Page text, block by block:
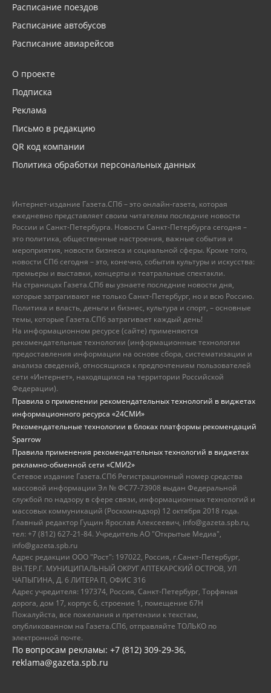
Расписание поездов
Расписание автобусов
Расписание авиарейсов
О проекте
Подписка
Реклама
Письмо в редакцию
QR код компании
Политика обработки персональных данных
Интернет-издание Газета.СПб – это онлайн-газета, которая
ежедневно представляет своим читателям последние новости
России и Санкт-Петербурга. Новости Санкт-Петербурга сегодня –
это политика, общественные настроения, важные события и
мероприятия, новости бизнеса и социальной сферы. Кроме того,
новости СПб сегодня – это, конечно, события культуры и искусства:
премьеры и выставки, концерты и театральные спектакли.
На страницах Газета.СПб вы узнаете последние новости дня,
которые затрагивают не только Санкт-Петербург, но и всю Россию.
Политика и власть, деньги и бизнес, культура и спорт, – основные
темы, которые Газета.СПб затрагивает каждый день!
На информационном ресурсе (сайте) применяются
рекомендательные технологии (информационные технологии
предоставления информации на основе сбора, систематизации и
анализа сведений, относящихся к предпочтениям пользователей
сети «Интернет», находящихся на территории Российской
Федерации).
Правила о применении рекомендательных технологий в виджетах
информационного ресурса «24СМИ»
Рекомендательные технологии в блоках платформы рекомендаций
Sparrow
Правила применения рекомендательных технологий в виджетах
рекламно-обменной сети «СМИ2»
Сетевое издание Газета.СПб Регистрационный номер средства
массовой информации Эл № ФС77-73908 выдан Федеральной
службой по надзору в сфере связи, информационных технологий и
массовых коммуникаций (Роскомнадзор) 12 октября 2018 года.
Главный редактор Гущин Ярослав Алексеевич, info@gazeta.spb.ru,
тел: +7 (812) 627-21-84. Учредитель АО "Открытые Медиа",
info@gazeta.spb.ru
Адрес редакции ООО "Рост": 197022, Россия, г.Санкт-Петербург,
ВН.ТЕР.Г. МУНИЦИПАЛЬНЫЙ ОКРУГ АПТЕКАРСКИЙ ОСТРОВ, УЛ
ЧАПЫГИНА, Д. 6 ЛИТЕРА П, ОФИС 316
Адрес учредителя: 197374, Россия, Санкт-Петербург, Торфяная
дорога, дом 17, корпус 6, строение 1, помещение 67Н
Пожалуйста, все пожелания и претензии к текстам,
опубликованном на Газета.СПб, отправляйте ТОЛЬКО по
электронной почте.
По вопросам рекламы: +7 (812) 309-29-36,
reklama@gazeta.spb.ru